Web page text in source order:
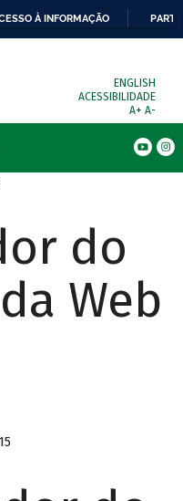
À INFORMAÇÃO
ENGLISH
ACESSIBILIDADE
A+ A-
do
Web